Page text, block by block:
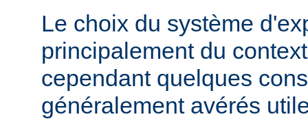
Le choix du système
principalement du
cependant quelques
généralement avérés